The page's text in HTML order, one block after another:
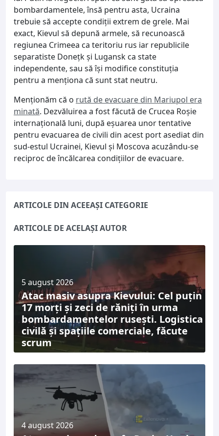
bombardamentele, însă pentru asta, Ucraina
trebuie să accepte condiţii extrem de grele. Mai
exact, Kievul să depună armele, să recunoască
regiunea Crimeea ca teritoriu rus iar republicile
separatiste Donețk și Lugansk ca state
independente, sau să îşi modifice constituţia
pentru a menţiona că sunt stat neutru.
Menționăm că o rută de evacuare din Mariupol era
minată. Dezvăluirea a fost făcută de Crucea Roşie
internaţională luni, după eşuarea unor tentative
pentru evacuarea de civili din acest port asediat din
sud-estul Ucrainei, Kievul şi Moscova acuzându-se
reciproc de încălcarea condiţiilor de evacuare.
ARTICOLE DIN ACEEAȘI CATEGORIE
ARTICOLE DE ACELAȘI AUTOR
5 august 2026
Atac masiv asupra Kievului: Cel puțin
17 morți și zeci de răniți în urma
bombardamentelor rusești. Logistica
civilă și spațiile comerciale, făcute
scrum
4 august 2026